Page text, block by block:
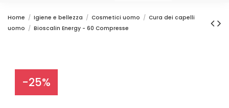
Home Igiene e bellezza Cosmetici uomo
Cura dei capelli
uomo
Bioscalin Energy - 60 Compresse
-25%